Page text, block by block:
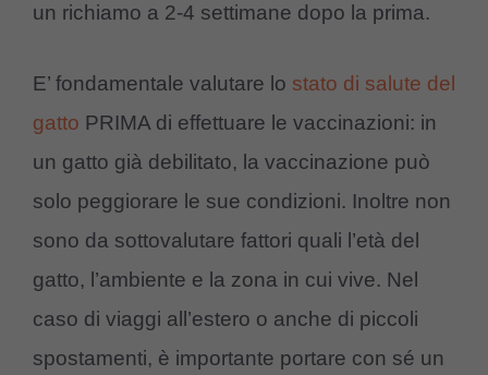
un richiamo a 2-4 settimane dopo la prima.
E’ fondamentale valutare lo stato di salute del
gatto PRIMA di effettuare le vaccinazioni: in
un gatto già debilitato, la vaccinazione può
solo peggiorare le sue condizioni. Inoltre non
sono da sottovalutare fattori quali l’età del
gatto, l’ambiente e la zona in cui vive. Nel
caso di viaggi all’estero o anche di piccoli
spostamenti, è importante portare con sé un